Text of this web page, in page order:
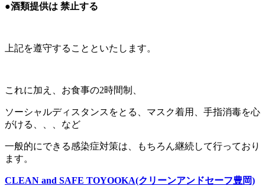
●酒類提供は 禁止する
上記を遵守することといたします。
これに加え、お食事の2時間制、
ソーシャルディスタンスをとる、マスク着用、手指消毒を心
がける、、、など
一般的にできる感染症対策は、もちろん継続して行っており
ます。
CLEAN and SAFE TOYOOKA(クリーンアンドセーフ豊岡)